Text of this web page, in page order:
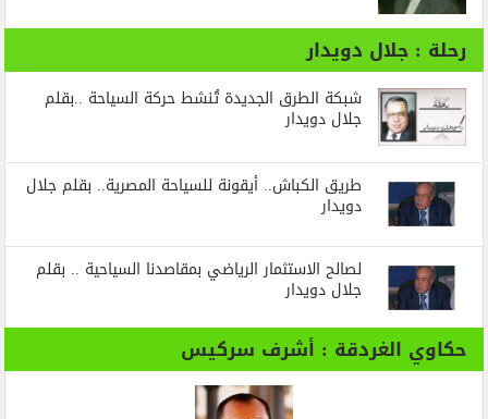
رحلة : جلال دويدار
شبكة الطرق الجديدة تُنشط حركة السياحة ..بقلم
جلال دويدار
طريق الكباش.. أيقونة للسياحة المصرية.. بقلم جلال
دويدار
لصالح الاستثمار الرياضي بمقاصدنا السياحية .. بقلم
جلال دويدار
حكاوي الغردقة : أشرف سركيس